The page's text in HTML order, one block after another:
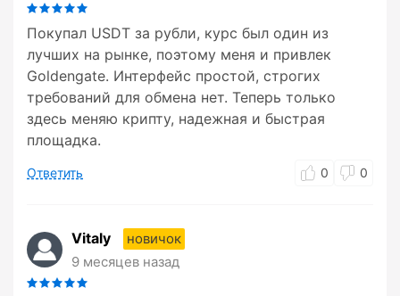
Покупал USDT за рубли, курс был один из
лучших на рынке, поэтому меня и привлек
Goldengate. Интерфейс простой, строгих
требований для обмена нет. Теперь только
здесь меняю крипту, надежная и быстрая
площадка.
Ответить 0 0
Vitaly
новичок
9 месяцев назад